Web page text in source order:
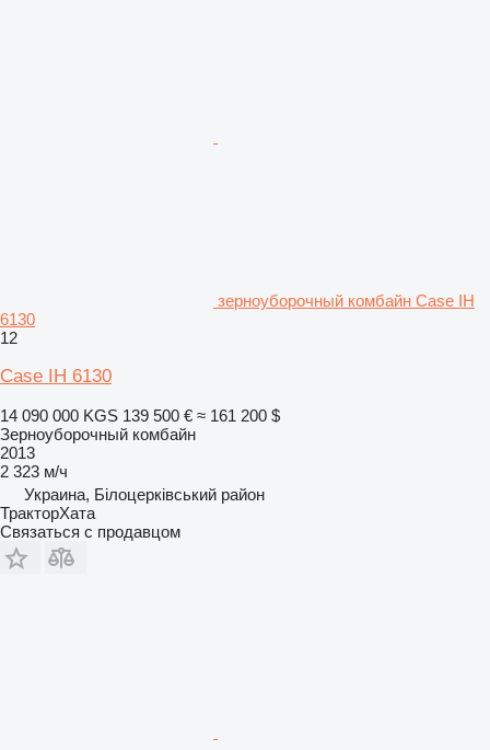
зерноуборочный комбайн Case IH
6130
12
Case IH 6130
14 090 000 KGS 139 500 € ≈ 161 200 $
Зерноуборочный комбайн
2013
2 323 м/ч
Украина, Білоцерківський район
ТракторХата
Связаться с продавцом